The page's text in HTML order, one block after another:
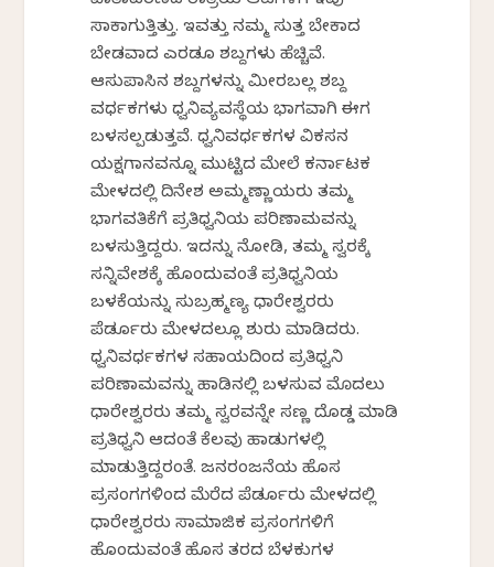
ಸಾಕಾಗುತ್ತಿತ್ತು. ಇವತ್ತು ನಮ್ಮ ಸುತ್ತ ಬೇಕಾದ
ಬೇಡವಾದ ಎರಡೂ ಶಬ್ದಗಳು ಹೆಚ್ಚಿವೆ.
ಆಸುಪಾಸಿನ ಶಬ್ದಗಳನ್ನು ಮೀರಬಲ್ಲ ಶಬ್ದ
ವರ್ಧಕಗಳು ಧ್ವನಿವ್ಯವಸ್ಥೆಯ ಭಾಗವಾಗಿ ಈಗ
ಬಳಸಲ್ಪಡುತ್ತವೆ. ಧ್ವನಿವರ್ಧಕಗಳ ವಿಕಸನ
ಯಕ್ಷಗಾನವನ್ನೂ ಮುಟ್ಟಿದ ಮೇಲೆ ಕರ್ನಾಟಕ
ಮೇಳದಲ್ಲಿ ದಿನೇಶ ಅಮ್ಮಣ್ಣಾಯರು ತಮ್ಮ
ಭಾಗವತಿಕೆಗೆ ಪ್ರತಿಧ್ವನಿಯ ಪರಿಣಾಮವನ್ನು
ಬಳಸುತ್ತಿದ್ದರು. ಇದನ್ನು ನೋಡಿ, ತಮ್ಮ ಸ್ವರಕ್ಕೆ
ಸನ್ನಿವೇಶಕ್ಕೆ ಹೊಂದುವಂತೆ ಪ್ರತಿಧ್ವನಿಯ
ಬಳಕೆಯನ್ನು ಸುಬ್ರಹ್ಮಣ್ಯ ಧಾರೇಶ್ವರರು
ಪೆರ್ಡೂರು ಮೇಳದಲ್ಲೂ ಶುರು ಮಾಡಿದರು.
ಧ್ವನಿವರ್ಧಕಗಳ ಸಹಾಯದಿಂದ ಪ್ರತಿಧ್ವನಿ
ಪರಿಣಾಮವನ್ನು ಹಾಡಿನಲ್ಲಿ ಬಳಸುವ ಮೊದಲು
ಧಾರೇಶ್ವರರು ತಮ್ಮ ಸ್ವರವನ್ನೇ ಸಣ್ಣ ದೊಡ್ಡ ಮಾಡಿ
ಪ್ರತಿಧ್ವನಿ ಆದಂತೆ ಕೆಲವು ಹಾಡುಗಳಲ್ಲಿ
ಮಾಡುತ್ತಿದ್ದರಂತೆ. ಜನರಂಜನೆಯ ಹೊಸ
ಪ್ರಸಂಗಗಳಿಂದ ಮೆರೆದ ಪೆರ್ಡೂರು ಮೇಳದಲ್ಲಿ
ಧಾರೇಶ್ವರರು ಸಾಮಾಜಿಕ ಪ್ರಸಂಗಗಳಿಗೆ
ಹೊಂದುವಂತೆ ಹೊಸ ತರದ ಬೆಳಕುಗಳ